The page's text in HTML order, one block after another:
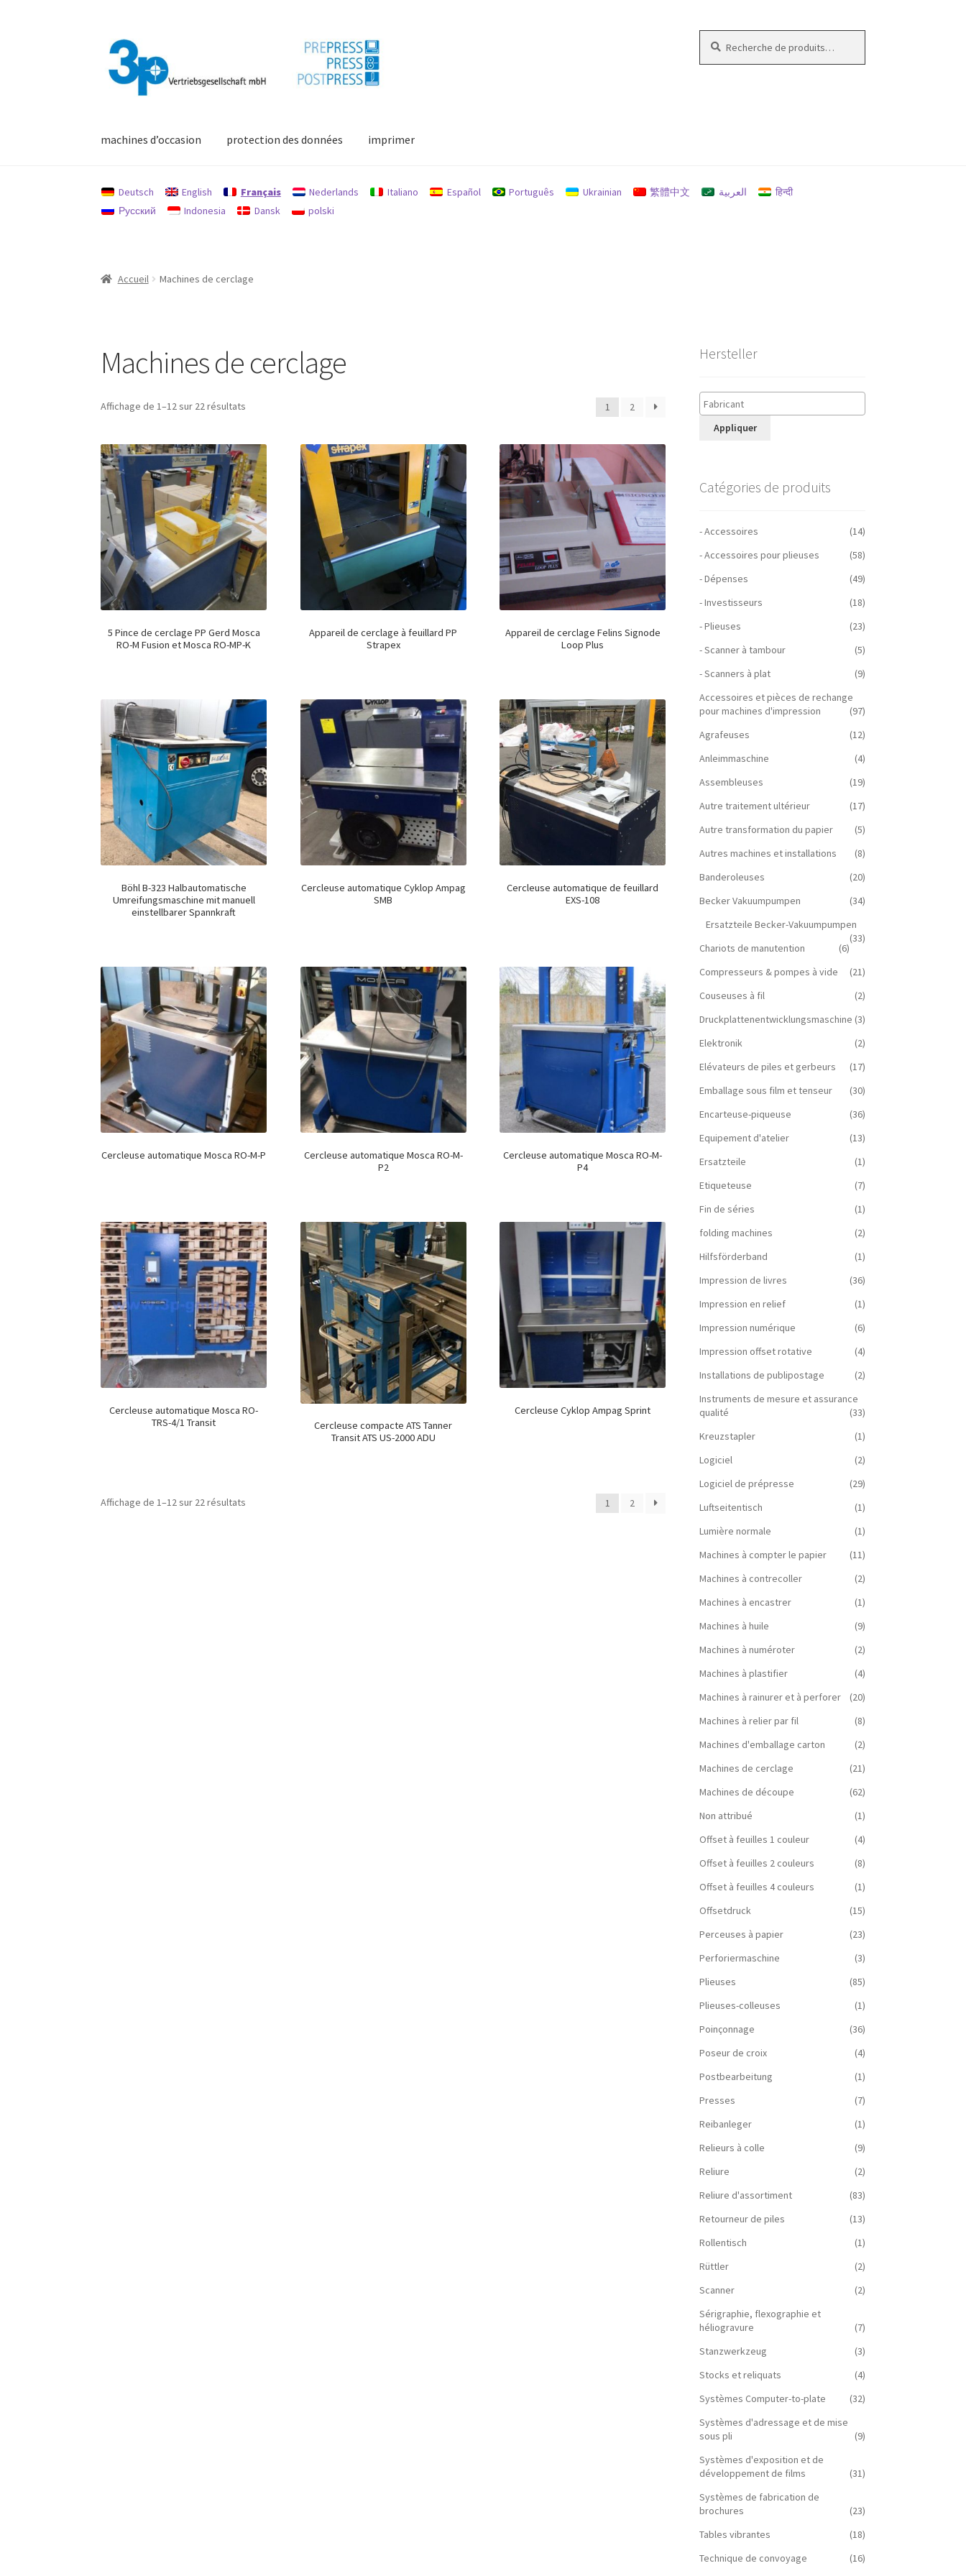
Aller
navigation
Aller
au
contenu
pour :
machines d’occasion protection des données imprimer
Politique en matière de remboursements et de retours
Deutsch English Français Nederlands Italiano Español Português Ukrainian 繁體中文 العربية
हिन्दी
Русский
Indonesia Dansk polski
Accueil Machines de cerclage
Machines de cerclage
Affichage de 1–12 sur 22 résultats 1 2
5 Pince de cerclage PP Gerd Mosca
RO-M Fusion et Mosca RO-MP-K
Appareil de cerclage à feuillard PP
Strapex
Appareil de cerclage Felins Signode
Loop Plus
Böhl B-323 Halbautomatische
Umreifungsmaschine mit manuell
einstellbarer Spannkraft
Cercleuse automatique Cyklop Ampag
SMB
Cercleuse automatique de feuillard
EXS-108
Cercleuse automatique Mosca RO-M-P
Cercleuse automatique Mosca RO-M-
P2
Cercleuse automatique Mosca RO-M-
P4
Cercleuse automatique Mosca RO-
TRS-4/1 Transit
Cercleuse compacte ATS Tanner
Transit ATS US-2000 ADU
Cercleuse Cyklop Ampag Sprint
Affichage de 1–12 sur 22 résultats 1 2
Hersteller
Appliquer
Catégories de produits
- Accessoires
(14)
- Accessoires pour plieuses
(58)
- Dépenses
(49)
- Investisseurs
(18)
- Plieuses
(23)
- Scanner à tambour
(5)
- Scanners à plat
(9)
Accessoires et pièces de rechange
pour machines d'impression
(97)
Agrafeuses
(12)
Anleimmaschine
(4)
Assembleuses
(19)
Autre traitement ultérieur
(17)
Autre transformation du papier
(5)
Autres machines et installations
(8)
Banderoleuses
(20)
Becker Vakuumpumpen
(34)
Ersatzteile Becker-Vakuumpumpen
(33)
Chariots de manutention
(6)
Compresseurs & pompes à vide
(21)
Couseuses à fil
(2)
Druckplattenentwicklungsmaschine (3)
Elektronik
(2)
Elévateurs de piles et gerbeurs
(17)
Emballage sous film et tenseur
(30)
Encarteuse-piqueuse
(36)
Equipement d'atelier
(13)
Ersatzteile
(1)
Etiqueteuse
(7)
Fin de séries
(1)
folding machines
(2)
Hilfsförderband
(1)
Impression de livres
(36)
Impression en relief
(1)
Impression numérique
(6)
Impression offset rotative
(4)
Installations de publipostage
(2)
Instruments de mesure et assurance
qualité
(33)
Kreuzstapler
(1)
Logiciel
(2)
Logiciel de prépresse
(29)
Luftseitentisch
(1)
Lumière normale
(1)
Machines à compter le papier
(11)
Machines à contrecoller
(2)
Machines à encastrer
(1)
Machines à huile
(9)
Machines à numéroter
(2)
Machines à plastifier
(4)
Machines à rainurer et à perforer
(20)
Machines à relier par fil
(8)
Machines d'emballage carton
(2)
Machines de cerclage
(21)
Machines de découpe
(62)
Non attribué
(1)
Offset à feuilles 1 couleur
(4)
Offset à feuilles 2 couleurs
(8)
Offset à feuilles 4 couleurs
(1)
Offsetdruck
(15)
Perceuses à papier
(23)
Perforiermaschine
(3)
Plieuses
(85)
Plieuses-colleuses
(1)
Poinçonnage
(36)
Poseur de croix
(4)
Postbearbeitung
(1)
Presses
(7)
Reibanleger
(1)
Relieurs à colle
(9)
Reliure
(2)
Reliure d'assortiment
(83)
Retourneur de piles
(13)
Rollentisch
(1)
Rüttler
(2)
Scanner
(2)
Sérigraphie, flexographie et
héliogravure
(7)
Stanzwerkzeug
(3)
Stocks et reliquats
(4)
Systèmes Computer-to-plate
(32)
Systèmes d'adressage et de mise
sous pli
(9)
Systèmes d'exposition et de
développement de films
(31)
Systèmes de fabrication de
brochures
(23)
Tables vibrantes
(18)
Technique de convoyage
(16)